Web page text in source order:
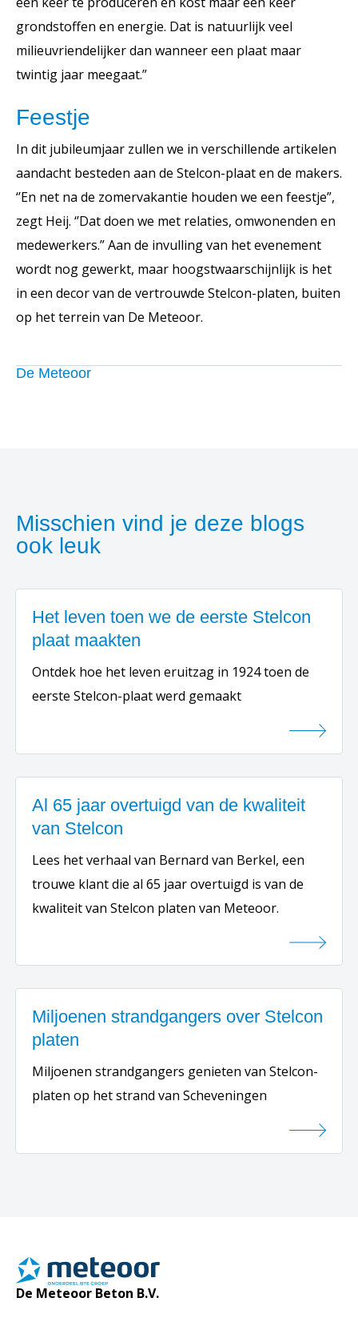
grondstoffen en energie. Dat is natuurlijk veel
milieuvriendelijker dan wanneer een plaat maar
twintig jaar meegaat.”
Feestje
In dit jubileumjaar zullen we in verschillende artikelen
aandacht besteden aan de Stelcon-plaat en de makers.
‘’En net na de zomervakantie houden we een feestje”,
zegt Heij. ‘’Dat doen we met relaties, omwonenden en
medewerkers.” Aan de invulling van het evenement
wordt nog gewerkt, maar hoogstwaarschijnlijk is het
in een decor van de vertrouwde Stelcon-platen, buiten
op het terrein van De Meteoor.
De Meteoor
Misschien vind je deze blogs
ook leuk
Het leven toen we de eerste Stelcon
plaat maakten
Ontdek hoe het leven eruitzag in 1924 toen de
eerste Stelcon-plaat werd gemaakt
Al 65 jaar overtuigd van de kwaliteit
van Stelcon
Lees het verhaal van Bernard van Berkel, een
trouwe klant die al 65 jaar overtuigd is van de
kwaliteit van Stelcon platen van Meteoor.
Miljoenen strandgangers over Stelcon
platen
Miljoenen strandgangers genieten van Stelcon-
platen op het strand van Scheveningen
De Meteoor Beton B.V.